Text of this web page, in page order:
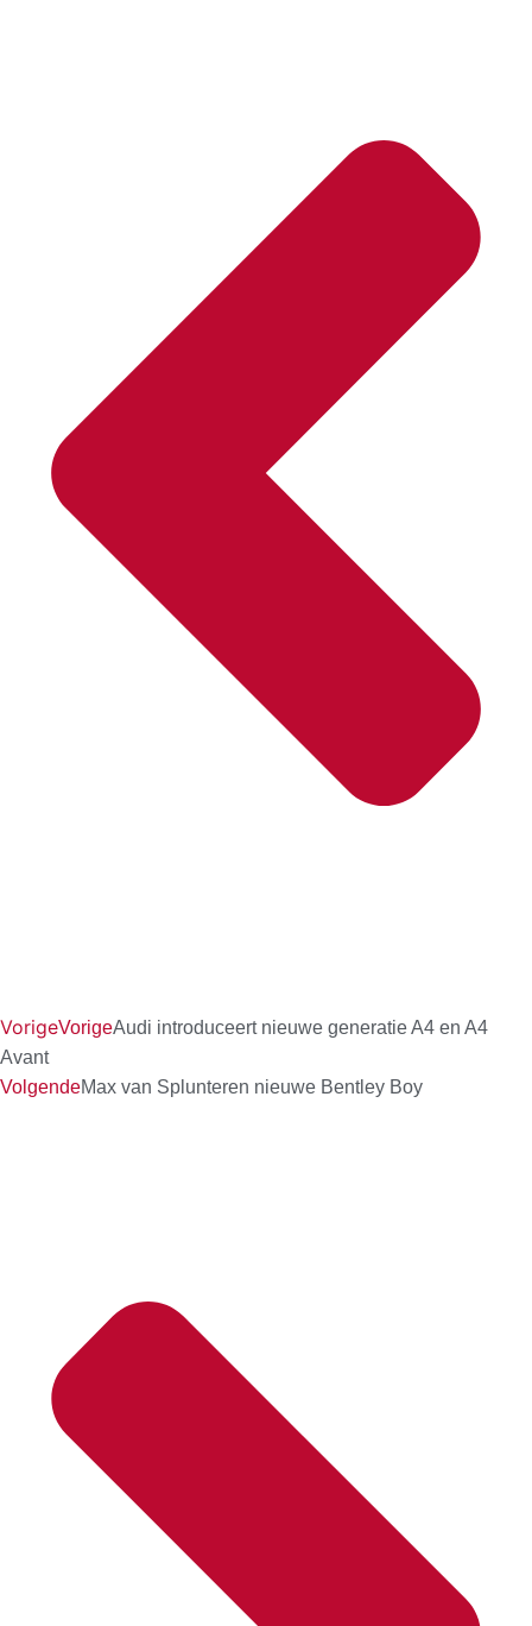
VorigeVorigeAudi introduceert nieuwe generatie A4 en A4
Avant
VolgendeMax van Splunteren nieuwe Bentley Boy